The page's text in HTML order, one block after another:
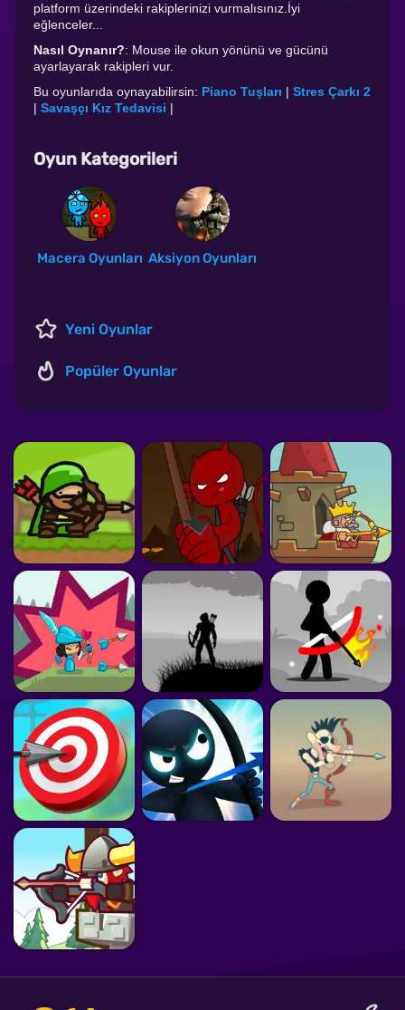
platform üzerindeki rakiplerinizi vurmalısınız.İyi
eğlenceler...
Nasıl Oynanır?: Mouse ile okun yönünü ve gücünü
ayarlayarak rakipleri vur.
Bu oyunlarıda oynayabilirsin: Piano Tuşları | Stres Çarkı 2
| Savaşçı Kız Tedavisi |
Oyun Kategorileri
Macera Oyunları Aksiyon Oyunları
Yeni Oyunlar
Popüler Oyunlar